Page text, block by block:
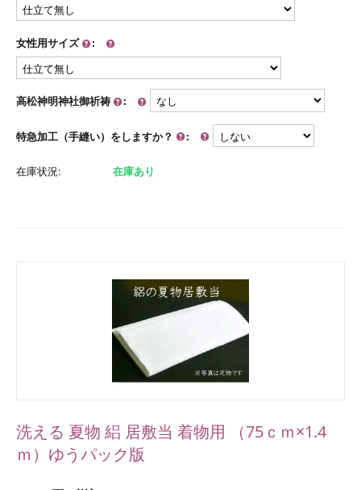
女性用サイズ :
高松神明神社御祈祷 :
特急加工（手縫い）をしますか？ :
在庫状況: 在庫あり
洗える 夏物 絽 居敷当 着物用 （75ｃｍ×1.4
ｍ）ゆうパック版